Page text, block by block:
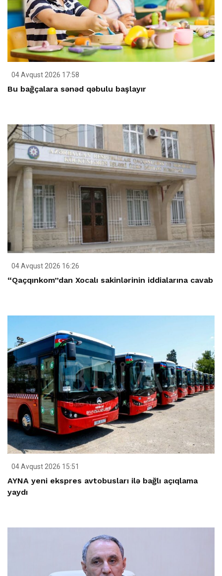
04 Avqust 2026 17:58
Bu bağçalara sənəd qəbulu başlayır
04 Avqust 2026 16:26
“Qaçqınkom”dan Xocalı sakinlərinin iddialarına cavab
04 Avqust 2026 15:51
AYNA yeni ekspres avtobusları ilə bağlı açıqlama
yaydı